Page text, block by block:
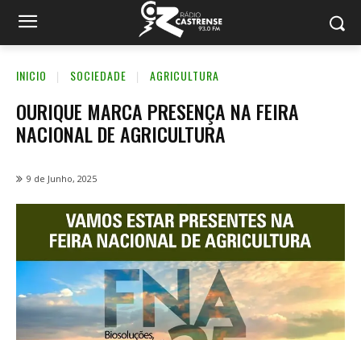
INICIO SOCIEDADE AGRICULTURA
OURIQUE MARCA PRESENÇA NA FEIRA
NACIONAL DE AGRICULTURA
9 de Junho, 2025